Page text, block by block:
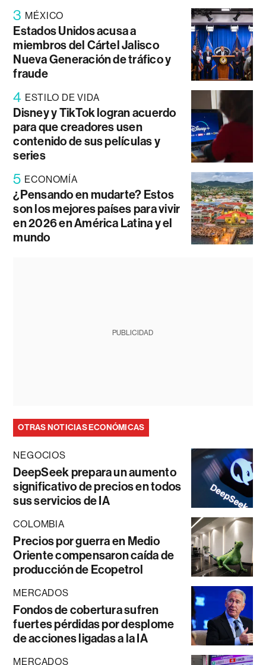
3 MÉXICO
Estados Unidos acusa a
miembros del Cártel Jalisco
Nueva Generación de tráfico y
fraude
4 ESTILO DE VIDA
Disney y TikTok logran acuerdo
para que creadores usen
contenido de sus películas y
series
5 ECONOMÍA
¿Pensando en mudarte? Estos
son los mejores países para vivir
en 2026 en América Latina y el
mundo
PUBLICIDAD
OTRAS NOTICIAS ECONÓMICAS
NEGOCIOS
DeepSeek prepara un aumento
significativo de precios en todos
sus servicios de IA
COLOMBIA
Precios por guerra en Medio
Oriente compensaron caída de
producción de Ecopetrol
MERCADOS
Fondos de cobertura sufren
fuertes pérdidas por desplome
de acciones ligadas a la IA
MERCADOS